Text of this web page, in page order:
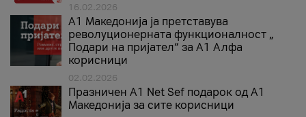
16.02.2026
А1 Македонија ја претставува
револуционерната функционалност „
Подари на пријател“ за А1 Алфа
корисници
02.02.2026
Празничен A1 Net Sеf подарок од А1
Македонија за сите корисници